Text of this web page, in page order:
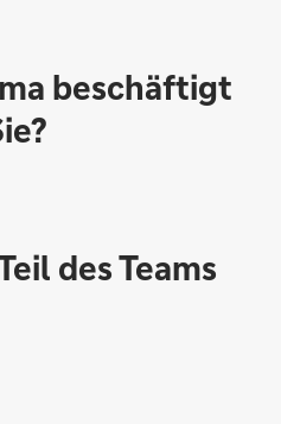
beschäftigt
des Teams